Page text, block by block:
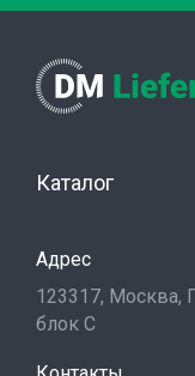
Каталог
Адрес
123317, Москва,
блок С